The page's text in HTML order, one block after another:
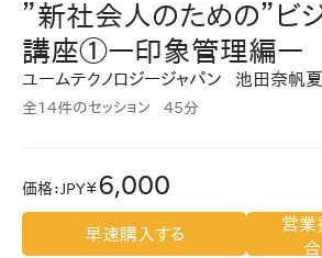
”新社会人のための”ビ
講座①ー印象管理編ー
ユームテクノロジージャパン 池田奈帆夏
全14件のセッション 45分
価格：JPY￥6,000
早速購入する
営業